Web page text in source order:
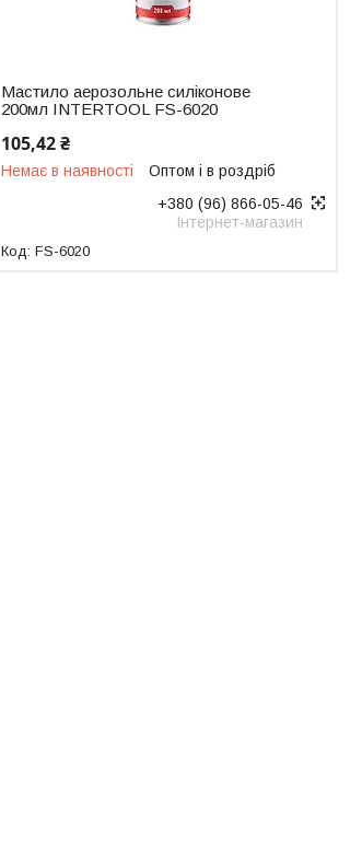
Мастило аерозольне силіконове
200мл INTERTOOL FS-6020
105,42 ₴
Немає в наявності
Оптом і в роздріб
+380 (96) 866-05-46
Інтернет-магазин
FS-6020